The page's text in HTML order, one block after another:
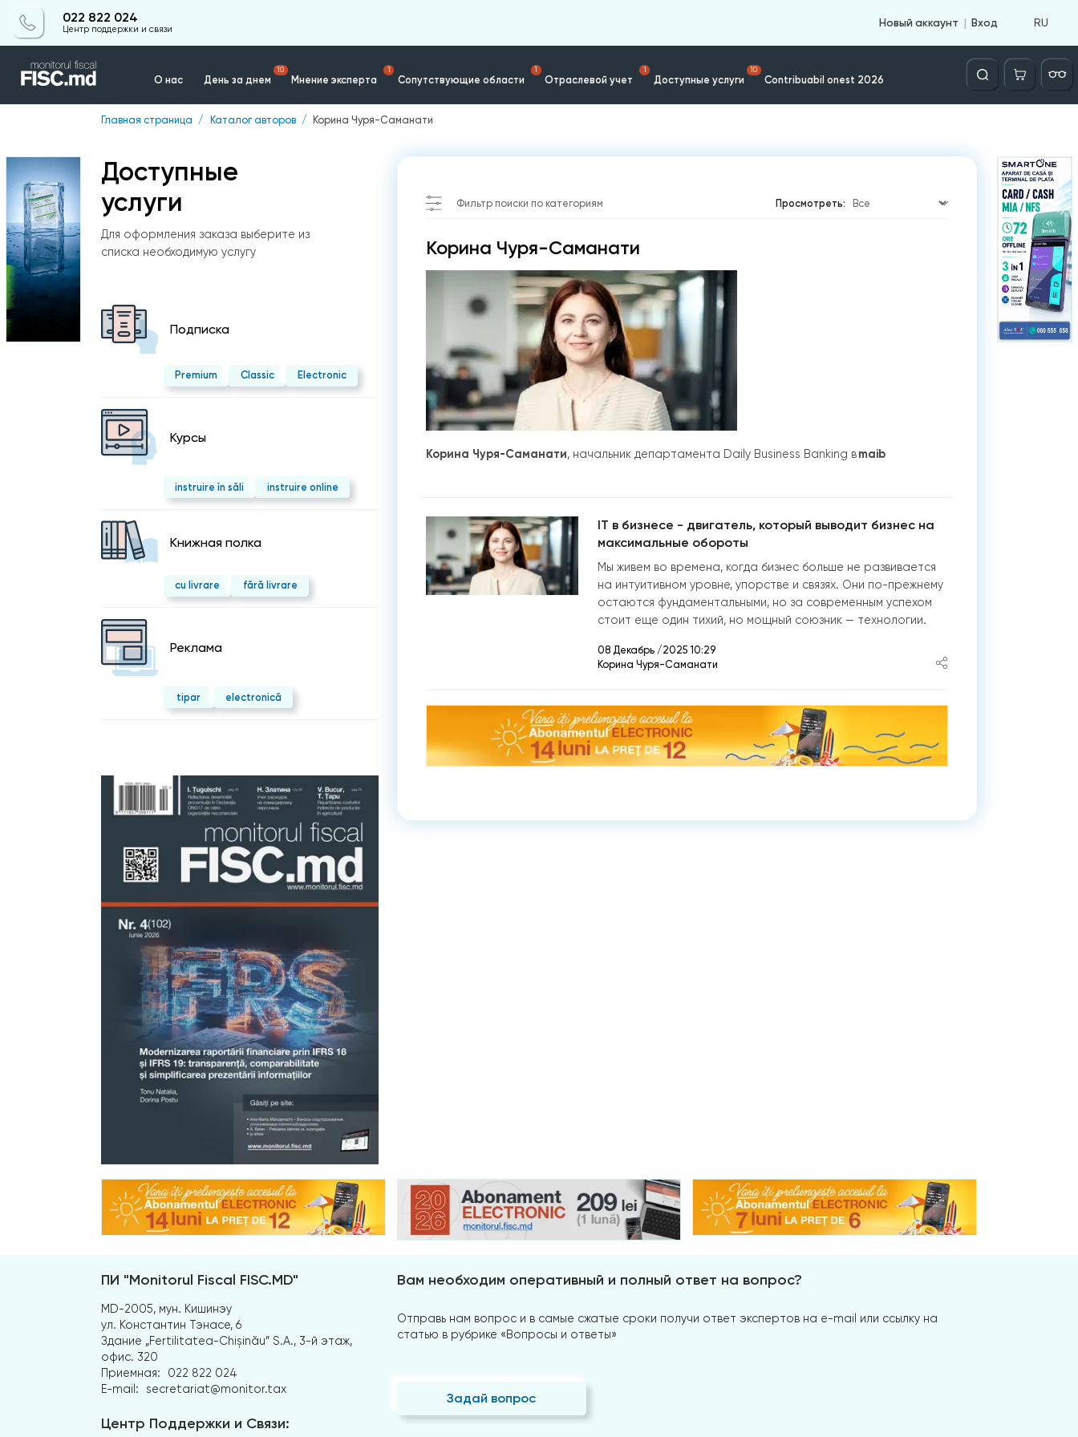
022 822 024
Центр поддержки и связи
Новый аккаунт Вход RU
О нас День за днем
10
Мнение эксперта
1
Сопутствующие области
1
Отраслевой учет
1
Доступные услуги
10
Contribuabil onest 2026
Căutare
Главная страница Каталог авторов Коринa Чуря-Саманати
Доступные
услуги
Для оформления заказа выберите из
списка необходимую услугу
Подписка
Premium Classic Electronic
Курсы
instruire în săli instruire online
Kнижная полка
cu livrare fără livrare
Реклама
tipar electronică
Фильтр поиски по категориям Просмотреть:
Коринa Чуря-Саманати
Коринa Чуря-Саманати, начальник департамента Daily Business Banking вmaib
IT в бизнесе - двигатель, который выводит бизнес на
максимальные обороты
Мы живем во времена, когда бизнес больше не развивается
на интуитивном уровне, упорстве и связях. Они по-прежнему
остаются фундаментальными, но за современным успехом
стоит еще один тихий, но мощный союзник — технологии.
08 Декабрь /2025 10:29
Коринa Чуря-Саманати
ПИ "Monitorul Fiscal FISC.MD"
MD-2005, мун. Кишинэу
ул. Константин Тэнасе, 6
Здание „Fertilitatea-Chișinău” S.A., 3-й этаж,
офис. 320
Приемная:
022 822 024
E-mail:
secretariat@monitor.tax
Центр Поддержки и Связи:
Вам необходим оперативный и полный ответ на вопрос?
Отправь нам вопрос и в самые сжатые сроки получи ответ экспертов на e-mail или ссылку на
статью в рубрике «Вопросы и ответы»
Задай вопрос